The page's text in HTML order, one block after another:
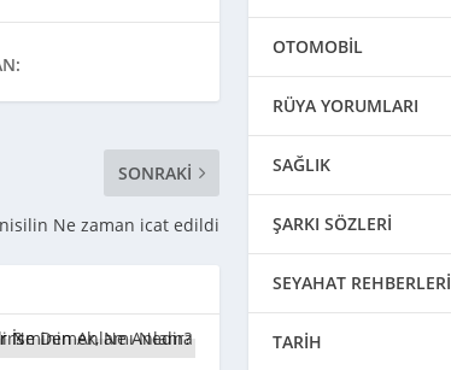
SONRAKI
Ne zaman icat edildi
OTOMOBİL
RÜYA YORUMLARI
SAĞLIK
ŞARKI SÖZLERİ
SEYAHAT REHBERLERİ
TARİH